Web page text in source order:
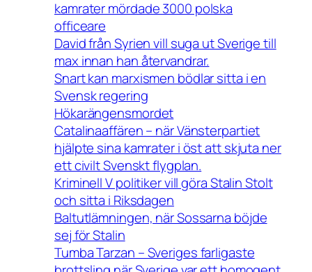
kamrater mördade 3000 polska
officeare
David från Syrien vill suga ut Sverige till
max innan han återvandrar.
Snart kan marxismen bödlar sitta i en
Svensk regering
Hökarängensmordet
Catalinaaffären – när Vänsterpartiet
hjälpte sina kamrater i öst att skjuta ner
ett civilt Svenskt flygplan.
Kriminell V politiker vill göra Stalin Stolt
och sitta i Riksdagen
Baltutlämningen, när Sossarna böjde
sej för Stalin
Tumba Tarzan – Sveriges farligaste